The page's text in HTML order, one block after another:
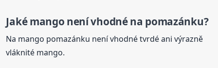
Jaké mango není vhodné na pomazánku?
Na mango pomazánku není vhodné tvrdé ani výrazně
vláknité mango.